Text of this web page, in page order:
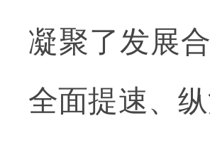
凝聚了发展
全面提速、